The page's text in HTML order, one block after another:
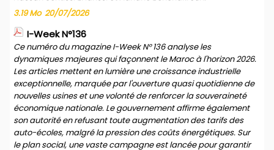
3.19 Mo 20/07/2026
I-Week N°136
Ce numéro du magazine I-Week N° 136 analyse les
dynamiques majeures qui façonnent le Maroc à l'horizon 2026.
Les articles mettent en lumière une croissance industrielle
exceptionnelle, marquée par l'ouverture quasi quotidienne de
nouvelles usines et une volonté de renforcer la souveraineté
économique nationale. Le gouvernement affirme également
son autorité en refusant toute augmentation des tarifs des
auto-écoles, malgré la pression des coûts énergétiques. Sur
le plan social, une vaste campagne est lancée pour garantir